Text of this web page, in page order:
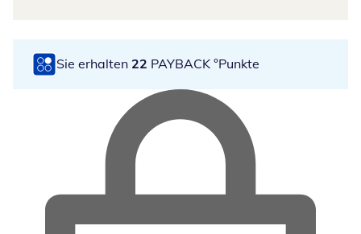
Sie erhalten 22 PAYBACK °Punkte